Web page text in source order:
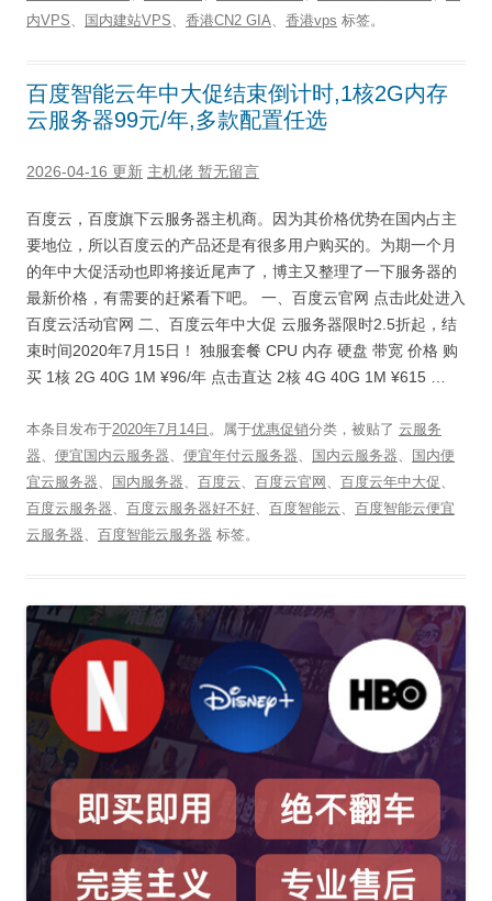
内VPS
国内建站VPS 香港CN2 GIA 香港vps 标签。
百度智能云年中大促结束倒计时,1核2G内存
云服务器99元/年,多款配置任选
2026-04-16 更新 主机佬 暂无留言
百度云，百度旗下云服务器主机商。因为其价格优势在国内占主
要地位，所以百度云的产品还是有很多用户购买的。为期一个月
的年中大促活动也即将接近尾声了，博主又整理了一下服务器的
最新价格，有需要的赶紧看下吧。 一、百度云官网 点击此处进入
百度云活动官网 二、百度云年中大促 云服务器限时2.5折起，结
束时间2020年7月15日！ 独服套餐 CPU 内存 硬盘 带宽 价格 购
买 1核 2G 40G 1M ¥96/年 点击直达 2核 4G 40G 1M ¥615 …
本条目发布于2020年7月14日 。属于优惠促销分类，被贴了 云服务
器
便宜国内云服务器 便宜年付云服务器 国内云服务器
国内便
宜云服务器
国内服务器 百度云 百度云官网 百度云年中大促
百度云服务器
百度云服务器好不好 百度智能云
百度智能云便宜
云服务器
百度智能云服务器 标签。